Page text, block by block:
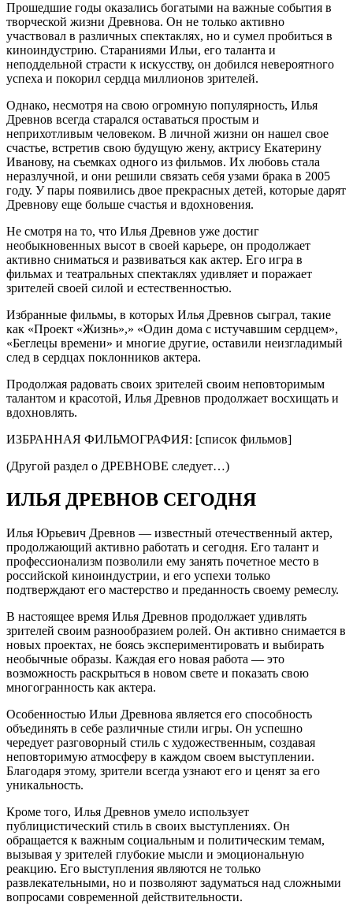
Прошедшие годы оказались богатыми на важные события в
творческой жизни Древнова. Он не только активно
участвовал в различных спектаклях, но и сумел пробиться в
киноиндустрию. Стараниями Ильи, его таланта и
неподдельной страсти к искусству, он добился невероятного
успеха и покорил сердца миллионов зрителей.
Однако, несмотря на свою огромную популярность, Илья
Древнов всегда старался оставаться простым и
неприхотливым человеком. В личной жизни он нашел свое
счастье, встретив свою будущую жену, актрису Екатерину
Иванову, на съемках одного из фильмов. Их любовь стала
неразлучной, и они решили связать себя узами брака в 2005
году. У пары появились двое прекрасных детей, которые дарят
Древнову еще больше счастья и вдохновения.
Не смотря на то, что Илья Древнов уже достиг
необыкновенных высот в своей карьере, он продолжает
активно сниматься и развиваться как актер. Его игра в
фильмах и театральных спектаклях удивляет и поражает
зрителей своей силой и естественностью.
Избранные фильмы, в которых Илья Древнов сыграл, такие
как «Проект «Жизнь»,» «Один дома с истучавшим сердцем»,
«Беглецы времени» и многие другие, оставили неизгладимый
след в сердцах поклонников актера.
Продолжая радовать своих зрителей своим неповторимым
талантом и красотой, Илья Древнов продолжает восхищать и
вдохновлять.
ИЗБРАННАЯ ФИЛЬМОГРАФИЯ: [список фильмов]
(Другой раздел о ДРЕВНОВЕ следует…)
ИЛЬЯ ДРЕВНОВ СЕГОДНЯ
Илья Юрьевич Древнов — известный отечественный актер,
продолжающий активно работать и сегодня. Его талант и
профессионализм позволили ему занять почетное место в
российской киноиндустрии, и его успехи только
подтверждают его мастерство и преданность своему ремеслу.
В настоящее время Илья Древнов продолжает удивлять
зрителей своим разнообразием ролей. Он активно снимается в
новых проектах, не боясь экспериментировать и выбирать
необычные образы. Каждая его новая работа — это
возможность раскрыться в новом свете и показать свою
многогранность как актера.
Особенностью Ильи Древнова является его способность
объединять в себе различные стили игры. Он успешно
чередует разговорный стиль с художественным, создавая
неповторимую атмосферу в каждом своем выступлении.
Благодаря этому, зрители всегда узнают его и ценят за его
уникальность.
Кроме того, Илья Древнов умело использует
публицистический стиль в своих выступлениях. Он
обращается к важным социальным и политическим темам,
вызывая у зрителей глубокие мысли и эмоциональную
реакцию. Его выступления являются не только
развлекательными, но и позволяют задуматься над сложными
вопросами современной действительности.